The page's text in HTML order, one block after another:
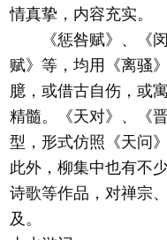
情真挚，内容充实。
《惩咎赋》、《闵
赋》等，均用《离骚
臆，或借古自伤，或
精髓。《天对》、《
型，形式仿照《天问
此外，柳集中也有不
诗歌等作品，对禅宗
及。